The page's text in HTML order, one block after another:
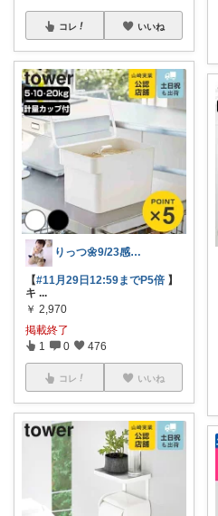
コレ いいね
りっつ🌼9/23感謝です🩵
【#11月29日12:59までP5倍 】
キ ...
￥ 2,970
掲載終了
1 0 476
コレ いいね